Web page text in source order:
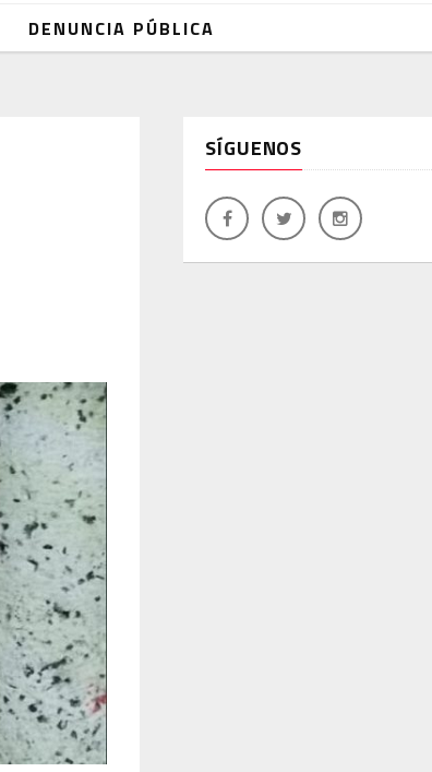
DENUNCIA PÚBLICA
SÍGUENOS